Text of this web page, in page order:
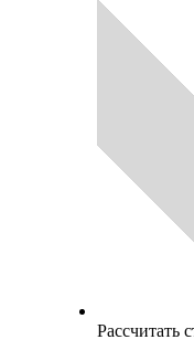
Рассчитать